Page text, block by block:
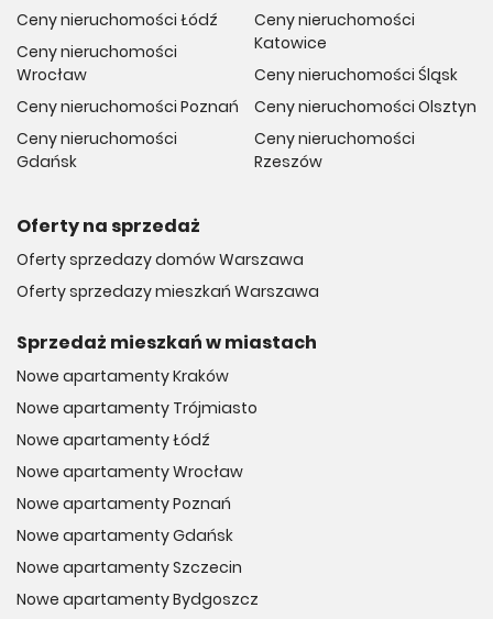
Ceny nieruchomości Łódź
Ceny nieruchomości
Wrocław
Ceny nieruchomości Poznań
Ceny nieruchomości
Gdańsk
Ceny nieruchomości
Katowice
Ceny nieruchomości Śląsk
Ceny nieruchomości Olsztyn
Ceny nieruchomości
Rzeszów
Oferty na sprzedaż
Oferty sprzedazy domów Warszawa
Oferty sprzedazy mieszkań Warszawa
Sprzedaż mieszkań w miastach
Nowe apartamenty Kraków
Nowe apartamenty Trójmiasto
Nowe apartamenty Łódź
Nowe apartamenty Wrocław
Nowe apartamenty Poznań
Nowe apartamenty Gdańsk
Nowe apartamenty Szczecin
Nowe apartamenty Bydgoszcz